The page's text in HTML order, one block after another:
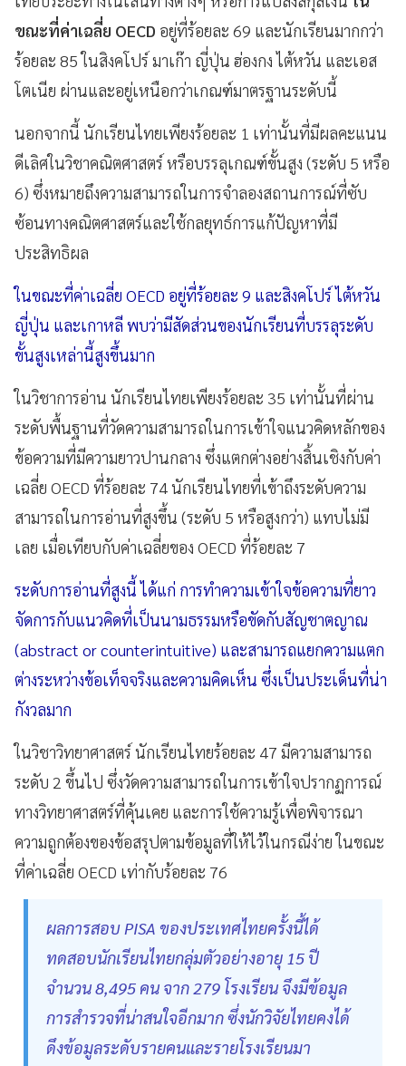
ขณะที่ค่าเฉลี่ย OECD อยู่ที่ร้อยละ 69 และนักเรียนมากกว่า
ร้อยละ 85 ในสิงคโปร์ มาเก๊า ญี่ปุ่น ฮ่องกง ไต้หวัน และเอส
โตเนีย ผ่านและอยู่เหนือกว่าเกณฑ์มาตรฐานระดับนี้
นอกจากนี้ นักเรียนไทยเพียงร้อยละ 1 เท่านั้นที่มีผลคะแนน
ดีเลิศในวิชาคณิตศาสตร์ หรือบรรลุเกณฑ์ขั้นสูง (ระดับ 5 หรือ
6) ซึ่งหมายถึงความสามารถในการจำลองสถานการณ์ที่ซับ
ซ้อนทางคณิตศาสตร์และใช้กลยุทธ์การแก้ปัญหาที่มี
ประสิทธิผล
ในขณะที่ค่าเฉลี่ย OECD อยู่ที่ร้อยละ 9 และสิงคโปร์ ไต้หวัน
ญี่ปุ่น และเกาหลี พบว่ามีสัดส่วนของนักเรียนที่บรรลุระดับ
ขั้นสูงเหล่านี้สูงขึ้นมาก
ในวิชาการอ่าน นักเรียนไทยเพียงร้อยละ 35 เท่านั้นที่ผ่าน
ระดับพื้นฐานที่วัดความสามารถในการเข้าใจแนวคิดหลักของ
ข้อความที่มีความยาวปานกลาง ซึ่งแตกต่างอย่างสิ้นเชิงกับค่า
เฉลี่ย OECD ที่ร้อยละ 74 นักเรียนไทยที่เข้าถึงระดับความ
สามารถในการอ่านที่สูงขึ้น (ระดับ 5 หรือสูงกว่า) แทบไม่มี
เลย เมื่อเทียบกับค่าเฉลี่ยของ OECD ที่ร้อยละ 7
ระดับการอ่านที่สูงนี้ ได้แก่ การทำความเข้าใจข้อความที่ยาว
จัดการกับแนวคิดที่เป็นนามธรรมหรือขัดกับสัญชาตญาณ
(abstract or counterintuitive) และสามารถแยกความแตก
ต่างระหว่างข้อเท็จจริงและความคิดเห็น ซึ่งเป็นประเด็นที่น่า
กังวลมาก
ในวิชาวิทยาศาสตร์ นักเรียนไทยร้อยละ 47 มีความสามารถ
ระดับ 2 ขึ้นไป ซึ่งวัดความสามารถในการเข้าใจปรากฏการณ์
ทางวิทยาศาสตร์ที่คุ้นเคย และการใช้ความรู้เพื่อพิจารณา
ความถูกต้องของข้อสรุปตามข้อมูลที่ให้ไว้ในกรณีง่าย ในขณะ
ที่ค่าเฉลี่ย OECD เท่ากับร้อยละ 76
ผลการสอบ PISA ของประเทศไทยครั้งนี้ได้
ทดสอบนักเรียนไทยกลุ่มตัวอย่างอายุ 15 ปี
จำนวน 8,495 คน จาก 279 โรงเรียน จึงมีข้อมูล
การสำรวจที่น่าสนใจอีกมาก ซึ่งนักวิจัยไทยคงได้
ดึงข้อมูลระดับรายคนและรายโรงเรียนมา